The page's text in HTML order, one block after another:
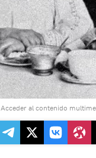
Acceder al contenido